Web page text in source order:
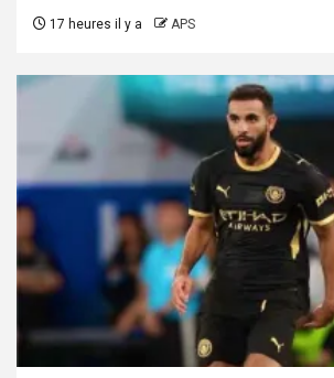
17 heures il y a APS